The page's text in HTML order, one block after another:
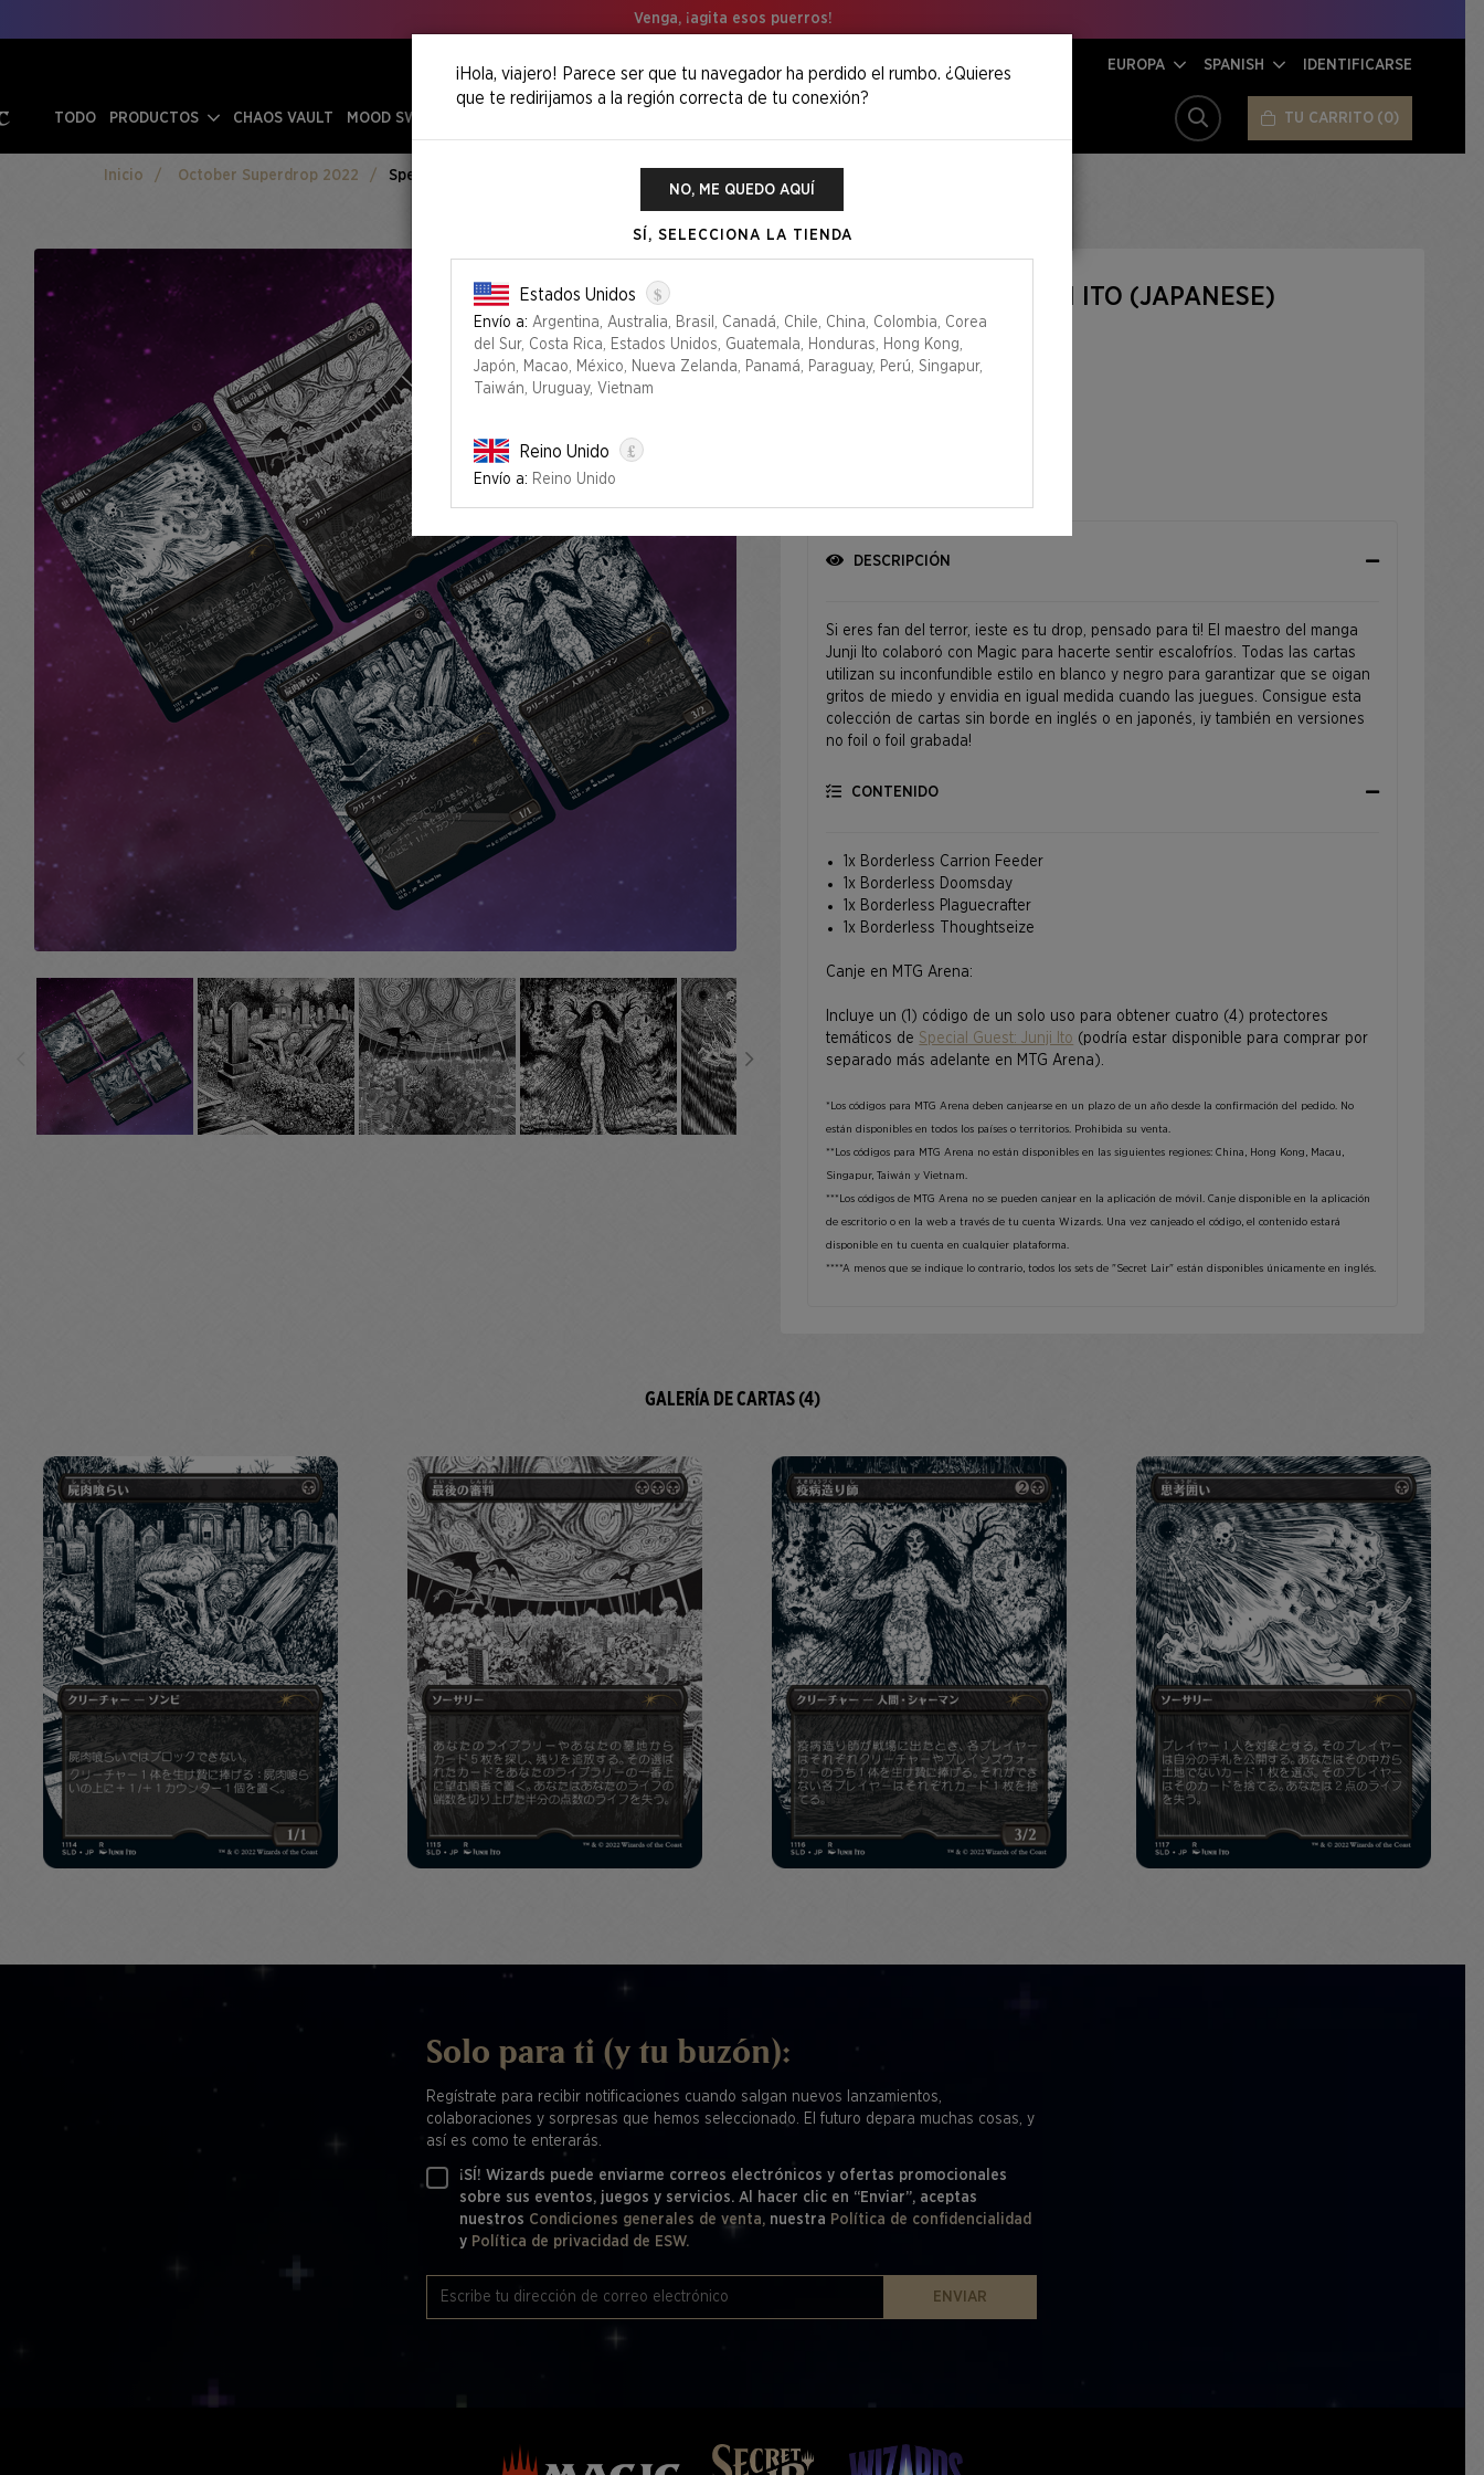
Venga, ¡agita esos puerros!
EUROPA SPANISH IDENTIFICARSE
TODO PRODUCTOS CHAOS VAULT MOOD SWINGS BUSCAR TU CARRITO 0
Inicio October Superdrop 2022 Special Guest: Junji Ito (Japanese)
SPECIAL GUEST: JUNJI ITO (JAPANESE)
Edición
DESCRIPCIÓN
Si eres fan del terror, ¡este es tu drop, pensado para ti! El maestro del manga
Junji Ito colaboró con Magic para hacerte sentir escalofríos. Todas las cartas
utilizan su inconfundible estilo en blanco y negro para garantizar que se oigan
gritos de miedo y envidia en igual medida cuando las juegues. Consigue esta
colección de cartas sin borde en inglés o en japonés, ¡y también en versiones
no foil o foil grabada!
CONTENIDO
1x Borderless Carrion Feeder
1x Borderless Doomsday
1x Borderless Plaguecrafter
1x Borderless Thoughtseize
Canje en MTG Arena:
Incluye un (1) código de un solo uso para obtener cuatro (4) protectores
temáticos de Special Guest: Junji Ito (podría estar disponible para comprar por
separado más adelante en MTG Arena).
*Los códigos para MTG Arena deben canjearse en un plazo de un año desde la confirmación del pedido. No
están disponibles en todos los países o territorios. Prohibida su venta.
**Los códigos para MTG Arena no están disponibles en las siguientes regiones: China, Hong Kong, Macau,
Singapur, Taiwán y Vietnam.
***Los códigos de MTG Arena no se pueden canjear en la aplicación de móvil. Canje disponible en la aplicación
de escritorio o en la web a través de tucuenta Wizards. Una vez canjeado el código, el contenido estará
disponible en tu cuenta en cualquier plataforma.
****A menos que se indique lo contrario, todos los sets de "Secret Lair" están disponibles únicamente en inglés.
GALERÍA DE CARTAS (4)
Solo para ti (y tu buzón):
Regístrate para recibir notificaciones cuando salgan nuevos lanzamientos,
colaboraciones y sorpresas que hemos seleccionado. El futuro depara muchas cosas, y
así es como te enterarás.
¡SÍ! Wizards puede enviarme correos electrónicos y ofertas promocionales
sobre sus eventos, juegos y servicios. Al hacer clic en “Enviar”, aceptas
nuestros Condiciones generales de venta, nuestra Política de confidencialidad
y Política de privacidad de ESW.
ENVIAR
¡Hola, viajero! Parece ser que tu navegador ha perdido el rumbo. ¿Quieres
que te redirijamos a la región correcta de tu conexión?
NO, ME QUEDO AQUÍ
SÍ, SELECCIONA LA TIENDA
Estados Unidos $
Envío a: Argentina, Australia, Brasil, Canadá, Chile, China, Colombia, Corea
del Sur, Costa Rica, Estados Unidos, Guatemala, Honduras, Hong Kong,
Japón, Macao, México, Nueva Zelanda, Panamá, Paraguay, Perú, Singapur,
Taiwán, Uruguay, Vietnam
Reino Unido £
Envío a: Reino Unido